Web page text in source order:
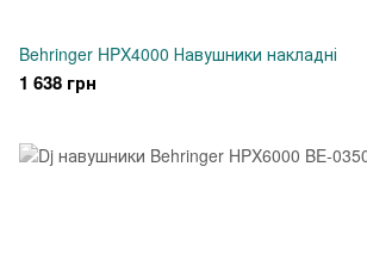
Behringer HPX4000 Навушники накладні
1 638 грн